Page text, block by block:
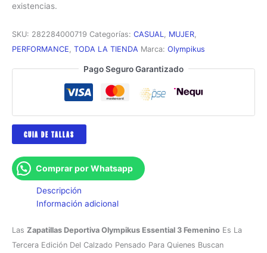
existencias.
SKU: 282284000719 Categorías: CASUAL MUJER
PERFORMANCE TODA LA TIENDA Marca: Olympikus
Pago Seguro Garantizado
GUIA DE TALLAS
Comprar por Whatsapp
Descripción
Información adicional
Las Zapatillas Deportiva Olympikus Essential 3 Femenino Es La
Tercera Edición Del Calzado Pensado Para Quienes Buscan